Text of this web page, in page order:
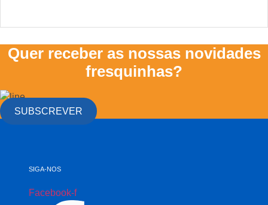
Quer receber as nossas novidades
fresquinhas?
SUBSCREVER
SIGA-NOS
Facebook-f